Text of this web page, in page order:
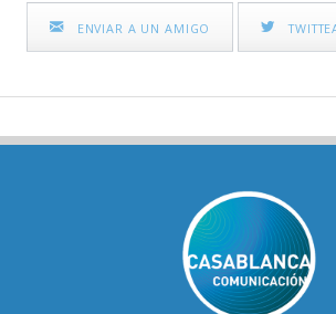
ENVIAR A UN AMIGO